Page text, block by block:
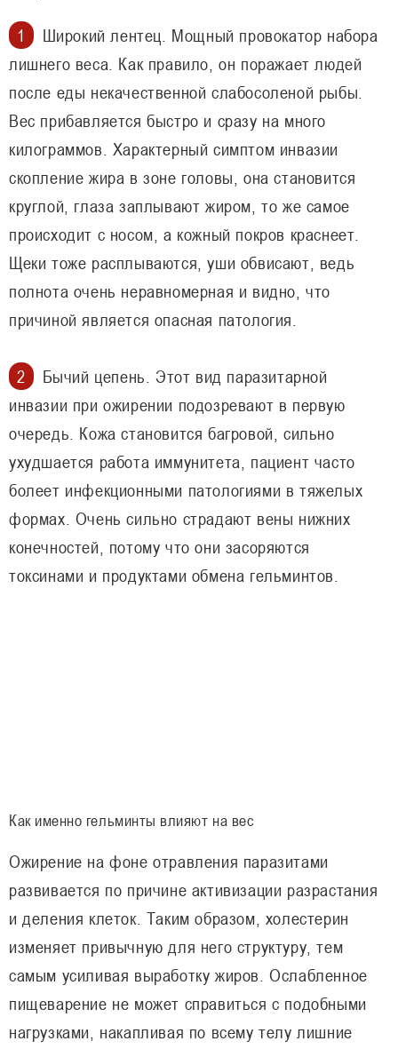
Широкий лентец. Мощный провокатор набора
лишнего веса. Как правило, он поражает людей
после еды некачественной слабосоленой рыбы.
Вес прибавляется быстро и сразу на много
килограммов. Характерный симптом инвазии
скопление жира в зоне головы, она становится
круглой, глаза заплывают жиром, то же самое
происходит с носом, а кожный покров краснеет.
Щеки тоже расплываются, уши обвисают, ведь
полнота очень неравномерная и видно, что
причиной является опасная патология.
Бычий цепень. Этот вид паразитарной
инвазии при ожирении подозревают в первую
очередь. Кожа становится багровой, сильно
ухудшается работа иммунитета, пациент часто
болеет инфекционными патологиями в тяжелых
формах. Очень сильно страдают вены нижних
конечностей, потому что они засоряются
токсинами и продуктами обмена гельминтов.
Как именно гельминты влияют на вес
Ожирение на фоне отравления паразитами
развивается по причине активизации разрастания
и деления клеток. Таким образом, холестерин
изменяет привычную для него структуру, тем
самым усиливая выработку жиров. Ослабленное
пищеварение не может справиться с подобными
нагрузками, накапливая по всему телу лишние